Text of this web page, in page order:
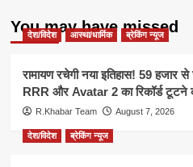
You may have missed
देश/विदेश आस्था/धार्मिक ब्रेकिंग न्यूज
रामायण रचेगी नया इतिहास! 59 हजार से
RRR और Avatar 2 का रिकॉर्ड टूटने
R.Khabar Team August 7, 2026
देश/विदेश ब्रेकिंग न्यूज